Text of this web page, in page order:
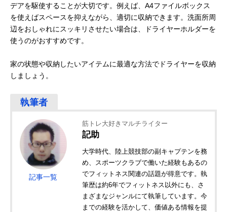
デアを駆使することが大切です。例えば、A4ファイルボックス
を使えばスペースを抑えながら、適切に収納できます。洗面所周
辺をおしゃれにスッキリさせたい場合は、ドライヤーホルダーを
使うのがおすすめです。
家の状態や収納したいアイテムに最適な方法でドライヤーを収納
しましょう。
記事一覧
筋トレ大好きマルチライター
記助
大学時代、陸上競技部の副キャプテンを務
め、スポーツクラブで働いた経験もあるの
でフィットネス関連の話題が得意です。執
筆歴は約6年でフィットネス以外にも、さ
まざまなジャンルにて執筆しています。今
までの経験を活かして、価値ある情報を提